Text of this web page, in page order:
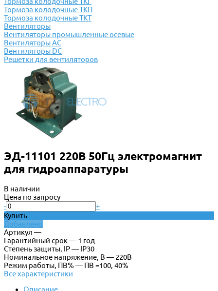
Тормоза колодочные ТКП
Тормоза колодочные ТКТ
Вентиляторы
Вентиляторы промышленные осевые
Вентиляторы АС
Вентиляторы DC
Решетки для вентиляторов
ЭД-11101 220В 50Гц электромагнит
для гидроаппаратуры
В наличии
Цена по запросу
-
+
Купить
Добавлено
Артикул —
Гарантийный срок — 1 год
Степень защиты, IP — IP30
Номинальное напряжение, В — 220В
Режим работы, ПВ% — ПВ =100, 40%
Все характеристики
Описание